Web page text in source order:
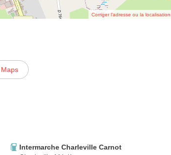
Corriger l’adresse ou la localisation
Intermarche Charleville Carnot